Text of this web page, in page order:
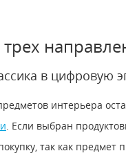
в цифровую
интерьера
. Если выбран
так как предмет